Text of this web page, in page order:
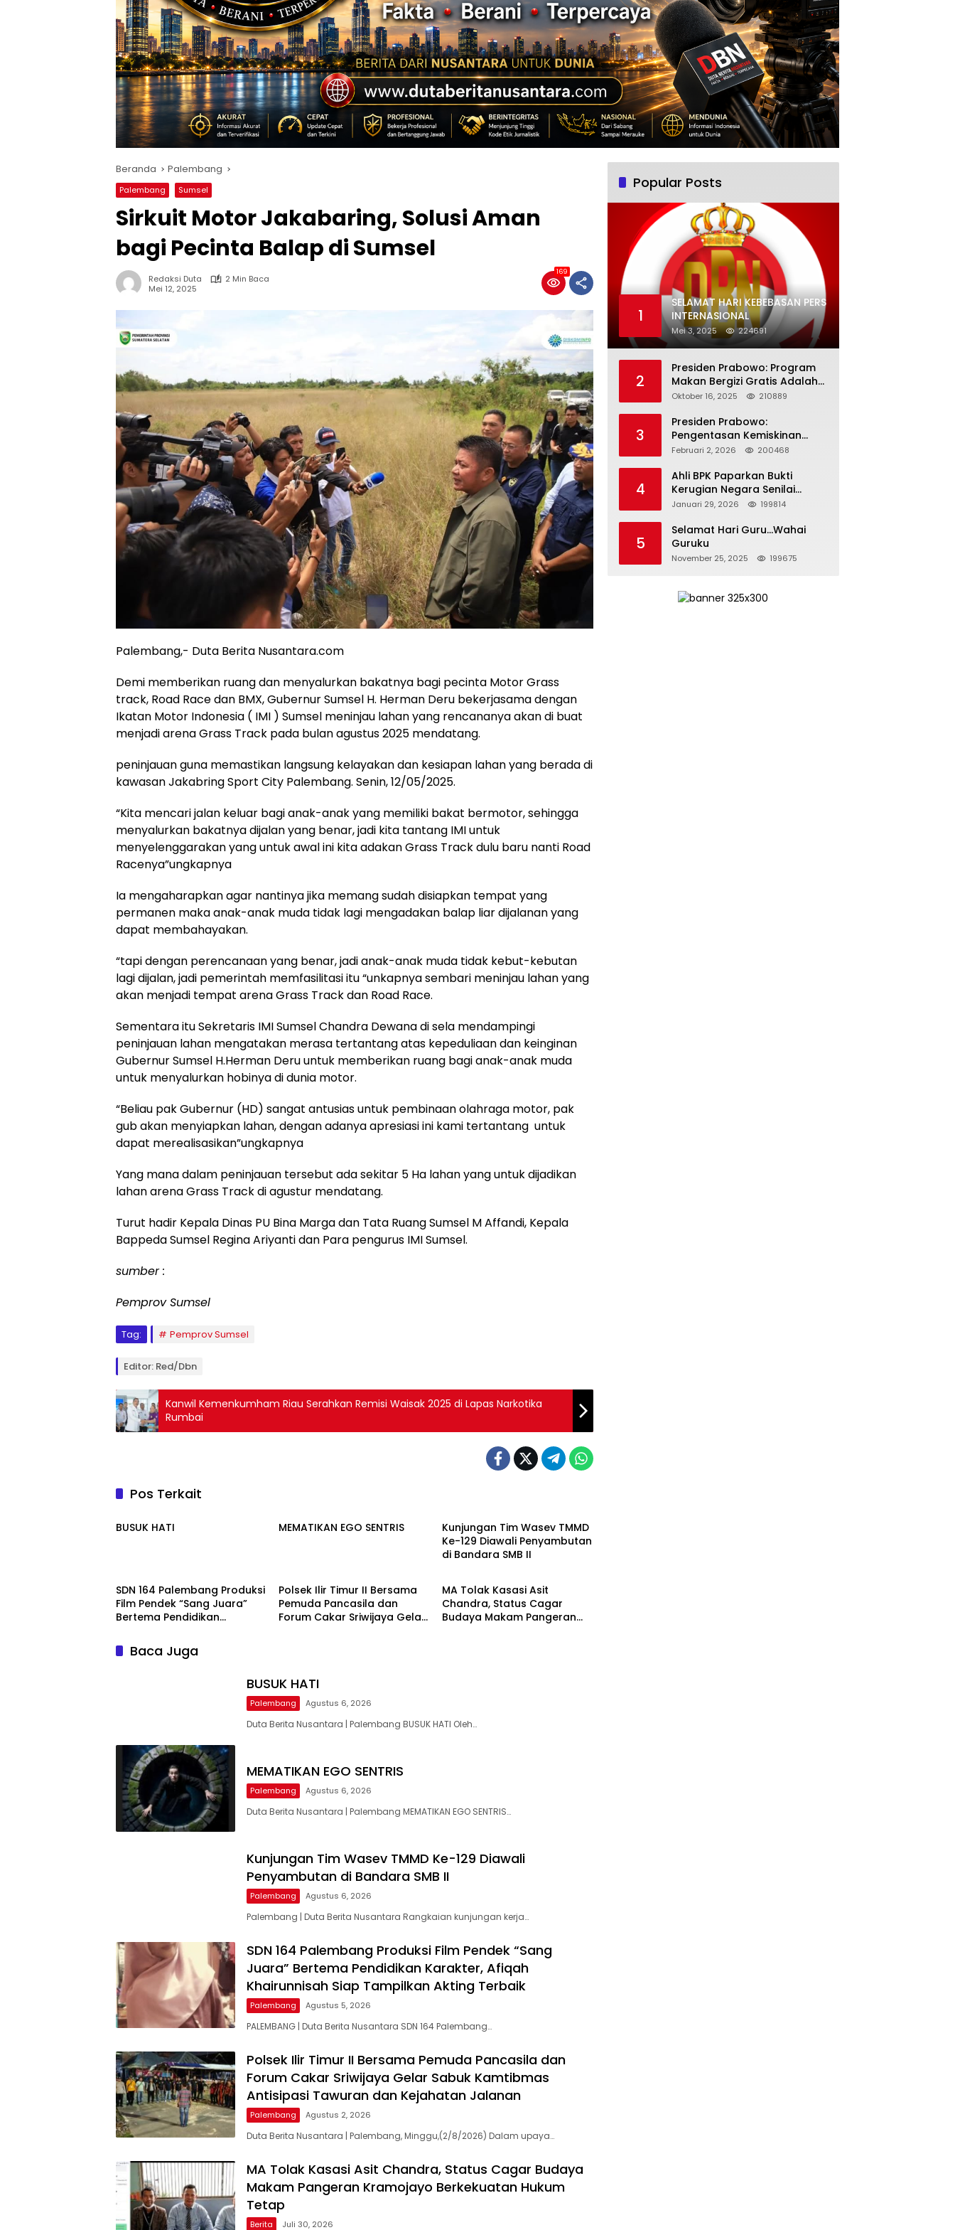
Beranda Palembang
Palembang Sumsel
Sirkuit Motor Jakabaring, Solusi Aman
bagi Pecinta Balap di Sumsel
Redaksi Duta
2 Min Baca
Mei 12, 2025
169
Palembang,- Duta Berita Nusantara.com
Demi memberikan ruang dan menyalurkan bakatnya bagi pecinta Motor Grass
track, Road Race dan BMX, Gubernur Sumsel H. Herman Deru bekerjasama dengan
Ikatan Motor Indonesia ( IMI ) Sumsel meninjau lahan yang rencananya akan di buat
menjadi arena Grass Track pada bulan agustus 2025 mendatang.
peninjauan guna memastikan langsung kelayakan dan kesiapan lahan yang berada di
kawasan Jakabring Sport City Palembang. Senin, 12/05/2025.
“Kita mencari jalan keluar bagi anak-anak yang memiliki bakat bermotor, sehingga
menyalurkan bakatnya dijalan yang benar, jadi kita tantang IMI untuk
menyelenggarakan yang untuk awal ini kita adakan Grass Track dulu baru nanti Road
Racenya”ungkapnya
Ia mengaharapkan agar nantinya jika memang sudah disiapkan tempat yang
permanen maka anak-anak muda tidak lagi mengadakan balap liar dijalanan yang
dapat membahayakan.
“tapi dengan perencanaan yang benar, jadi anak-anak muda tidak kebut-kebutan
lagi dijalan, jadi pemerintah memfasilitasi itu “unkapnya sembari meninjau lahan yang
akan menjadi tempat arena Grass Track dan Road Race.
Sementara itu Sekretaris IMI Sumsel Chandra Dewana di sela mendampingi
peninjauan lahan mengatakan merasa tertantang atas kepeduliaan dan keinginan
Gubernur Sumsel H.Herman Deru untuk memberikan ruang bagi anak-anak muda
untuk menyalurkan hobinya di dunia motor.
“Beliau pak Gubernur (HD) sangat antusias untuk pembinaan olahraga motor, pak
gub akan menyiapkan lahan, dengan adanya apresiasi ini kami tertantang untuk
dapat merealisasikan”ungkapnya
Yang mana dalam peninjauan tersebut ada sekitar 5 Ha lahan yang untuk dijadikan
lahan arena Grass Track di agustur mendatang.
Turut hadir Kepala Dinas PU Bina Marga dan Tata Ruang Sumsel M Affandi, Kepala
Bappeda Sumsel Regina Ariyanti dan Para pengurus IMI Sumsel.
sumber :
Pemprov Sumsel
Tag: Pemprov Sumsel
Editor: Red/dbn
Kanwil Kemenkumham Riau Serahkan Remisi Waisak 2025 di Lapas Narkotika
Rumbai
Pos Terkait
Palembang
BUSUK HATI MEMATIKAN EGO SENTRIS
Kunjungan Tim Wasev TMMD
Ke-129 Diawali Penyambutan
di Bandara SMB II
SDN 164 Palembang Produksi
Film Pendek “Sang Juara”
Bertema Pendidikan
Khairunnisah Siap Tampilkan
Akting Terbaik
Polsek Ilir Timur II Bersama
Pemuda Pancasila dan
Forum Cakar Sriwijaya Gelar
Berita
MA Tolak Kasasi Asit
Chandra, Status Cagar
Budaya Makam Pangeran
Baca Juga
BUSUK HATI
Palembang Agustus 6, 2026
Duta Berita Nusantara | Palembang BUSUK HATI Oleh…
MEMATIKAN EGO SENTRIS
Palembang Agustus 6, 2026
Duta Berita Nusantara | Palembang MEMATIKAN EGO SENTRIS…
Kunjungan Tim Wasev TMMD Ke-129 Diawali
Penyambutan di Bandara SMB II
Palembang Agustus 6, 2026
Palembang | Duta Berita Nusantara Rangkaian kunjungan kerja…
SDN 164 Palembang Produksi Film Pendek “Sang
Juara” Bertema Pendidikan Karakter, Afiqah
Khairunnisah Siap Tampilkan Akting Terbaik
Palembang Agustus 5, 2026
PALEMBANG | Duta Berita Nusantara SDN 164 Palembang…
Polsek Ilir Timur II Bersama Pemuda Pancasila dan
Forum Cakar Sriwijaya Gelar Sabuk Kamtibmas
Antisipasi Tawuran dan Kejahatan Jalanan
Palembang Agustus 2, 2026
Duta Berita Nusantara | Palembang, Minggu,(2/8/2026) Dalam upaya…
MA Tolak Kasasi Asit Chandra, Status Cagar Budaya
Makam Pangeran Kramojayo Berkekuatan Hukum
Tetap
Berita Juli 30, 2026
Popular Posts
1
SELAMAT HARI KEBEBASAN PERS
INTERNASIONAL
Mei 3, 2025 224691
2
Presiden Prabowo: Program
Makan Bergizi Gratis Adalah
Investasi untuk Masa Depan
Oktober 16, 2025 210889
3
Presiden Prabowo:
Pengentasan Kemiskinan
Butuh Persatuan dan
Bertanggung Jawab
Februari 2, 2026 200468
4
Ahli BPK Paparkan Bukti
Kerugian Negara Senilai
Rp285 Triliun dalam
Pertamina
Januari 29, 2026 199814
5
Selamat Hari Guru…Wahai
Guruku
November 25, 2025 199675